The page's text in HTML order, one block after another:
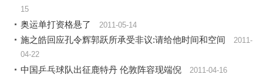
15
奥运单打资格悬了
2011-05-14
施之皓回应孔令辉郭跃所承受非议:请给他时间和空间 2011-
04-22
中国乒乓球队出征鹿特丹 伦敦阵容现端倪
2011-04-16